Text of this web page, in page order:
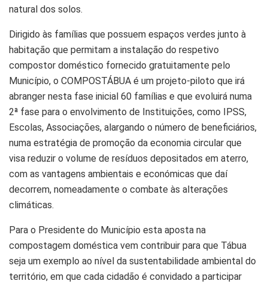
natural dos solos.
Dirigido às famílias que possuem espaços verdes junto à
habitação que permitam a instalação do respetivo
compostor doméstico fornecido gratuitamente pelo
Município, o COMPOSTÁBUA é um projeto-piloto que irá
abranger nesta fase inicial 60 famílias e que evoluirá numa
2ª fase para o envolvimento de Instituições, como IPSS,
Escolas, Associações, alargando o número de beneficiários,
numa estratégia de promoção da economia circular que
visa reduzir o volume de resíduos depositados em aterro,
com as vantagens ambientais e económicas que daí
decorrem, nomeadamente o combate às alterações
climáticas.
Para o Presidente do Município esta aposta na
compostagem doméstica vem contribuir para que Tábua
seja um exemplo ao nível da sustentabilidade ambiental do
território, em que cada cidadão é convidado a participar